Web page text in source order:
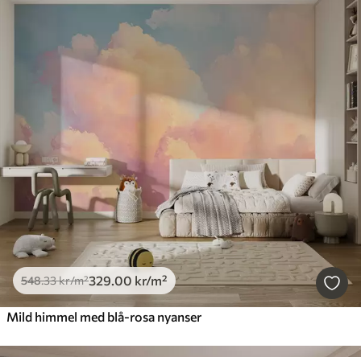
548.33kr/m²329.00 kr/m²
Mild himmel med blå-rosa nyanser